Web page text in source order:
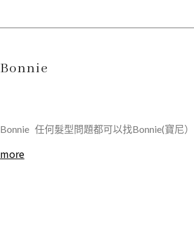
Bonnie
Bonnie 任何髮型問題都可以找Bonnie(寶尼
more